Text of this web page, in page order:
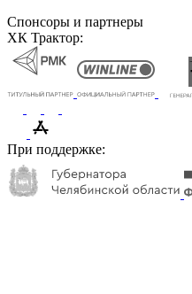
Спонсоры и партнеры
ХК Трактор:
При поддержке: